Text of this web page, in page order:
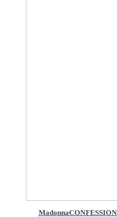
Madonna